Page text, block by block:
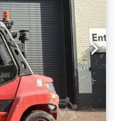
prijs is exclusief
ondernemers
in de industriële